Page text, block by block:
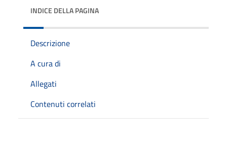
INDICE DELLA PAGINA
Descrizione
A cura di
Allegati
Contenuti correlati